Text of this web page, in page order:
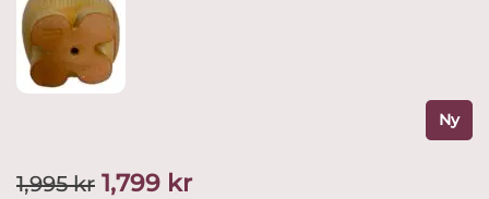
Ny
1,995kr Det
1,799 krDet